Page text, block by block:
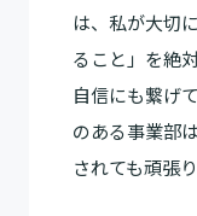
は、私が大切
ること」を絶
自信にも繋げ
のある事業部
されても頑張